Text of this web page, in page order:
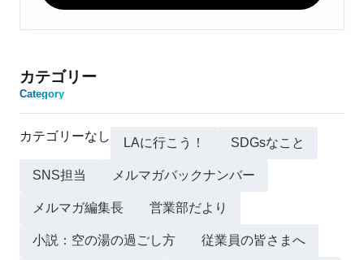
カテゴリー
Category
カテゴリーなし LAに行こう！ SDGsなこと
SNS担当 メルマガバックナンバー
メルマガ編集長 営業部だより
小説：空の湯の過ごし方 従業員の皆さまへ